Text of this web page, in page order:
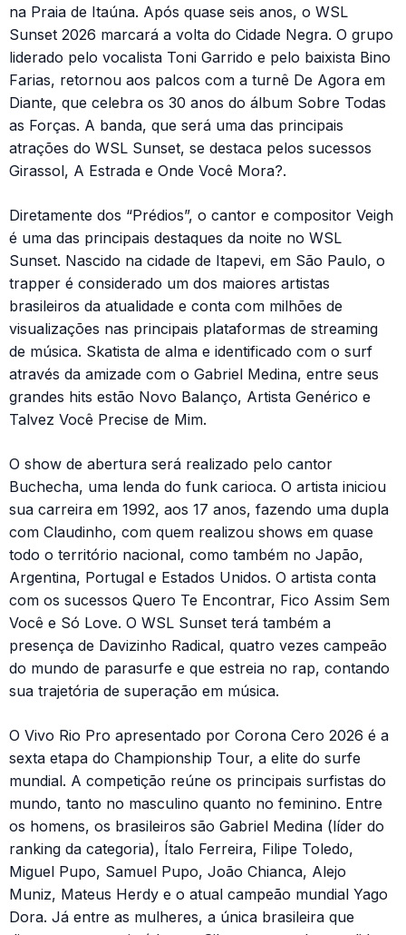
na Praia de Itaúna. Após quase seis anos, o WSL
Sunset 2026 marcará a volta do Cidade Negra. O grupo
liderado pelo vocalista Toni Garrido e pelo baixista Bino
Farias, retornou aos palcos com a turnê De Agora em
Diante, que celebra os 30 anos do álbum Sobre Todas
as Forças. A banda, que será uma das principais
atrações do WSL Sunset, se destaca pelos sucessos
Girassol, A Estrada e Onde Você Mora?.
Diretamente dos “Prédios”, o cantor e compositor Veigh
é uma das principais destaques da noite no WSL
Sunset. Nascido na cidade de Itapevi, em São Paulo, o
trapper é considerado um dos maiores artistas
brasileiros da atualidade e conta com milhões de
visualizações nas principais plataformas de streaming
de música. Skatista de alma e identificado com o surf
através da amizade com o Gabriel Medina, entre seus
grandes hits estão Novo Balanço, Artista Genérico e
Talvez Você Precise de Mim.
O show de abertura será realizado pelo cantor
Buchecha, uma lenda do funk carioca. O artista iniciou
sua carreira em 1992, aos 17 anos, fazendo uma dupla
com Claudinho, com quem realizou shows em quase
todo o território nacional, como também no Japão,
Argentina, Portugal e Estados Unidos. O artista conta
com os sucessos Quero Te Encontrar, Fico Assim Sem
Você e Só Love. O WSL Sunset terá também a
presença de Davizinho Radical, quatro vezes campeão
do mundo de parasurfe e que estreia no rap, contando
sua trajetória de superação em música.
O Vivo Rio Pro apresentado por Corona Cero 2026 é a
sexta etapa do Championship Tour, a elite do surfe
mundial. A competição reúne os principais surfistas do
mundo, tanto no masculino quanto no feminino. Entre
os homens, os brasileiros são Gabriel Medina (líder do
ranking da categoria), Ítalo Ferreira, Filipe Toledo,
Miguel Pupo, Samuel Pupo, João Chianca, Alejo
Muniz, Mateus Herdy e o atual campeão mundial Yago
Dora. Já entre as mulheres, a única brasileira que